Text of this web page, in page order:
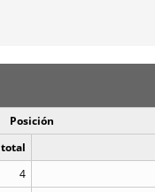
Posición
total
4